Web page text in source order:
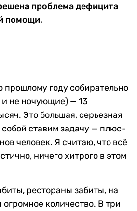
проблема дефицита
помощи.
прошлому году собирательно
не ночующие) — 13
Это большая, серьезная
ставим задачу — плюс-
человек. Я считаю, что всё
ничего хитрого в этом
рестораны забиты, на
количество. В три